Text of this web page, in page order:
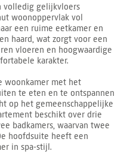
volledig gelijkvloers
woonoppervlak vol
een ruime eetkamer en
haard, wat zorgt voor een
vloeren en hoogwaardige
karakter.
woonkamer met het
te eten en te ontspannen
op het gemeenschappelijke
beschikt over drie
badkamers, waarvan twee
hoofdsuite heeft een
in spa-stijl.